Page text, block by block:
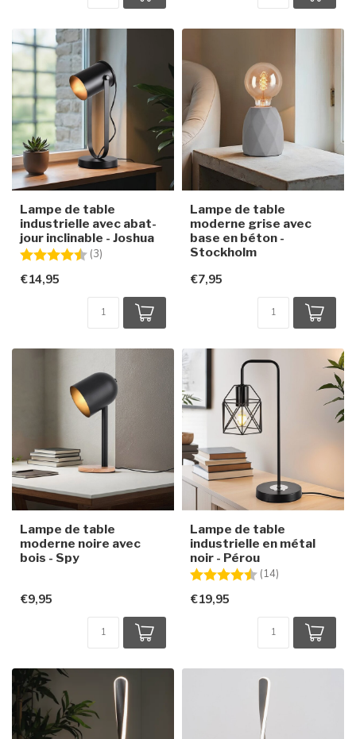
Lampe de table
industrielle avec abat-
jour inclinable - Joshua
Note:
(3)
€14,95
Lampe de table
moderne grise avec
base en béton -
Stockholm
€7,95
Lampe de table
moderne noire avec
bois - Spy
€9,95
Lampe de table
industrielle en métal
noir - Pérou
Note:
(14)
€19,95